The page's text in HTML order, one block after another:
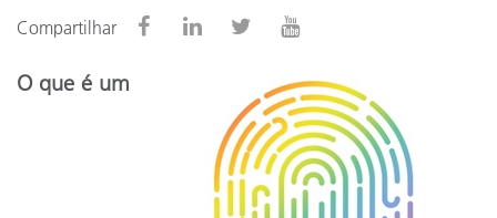
Compartilhar
O que é um